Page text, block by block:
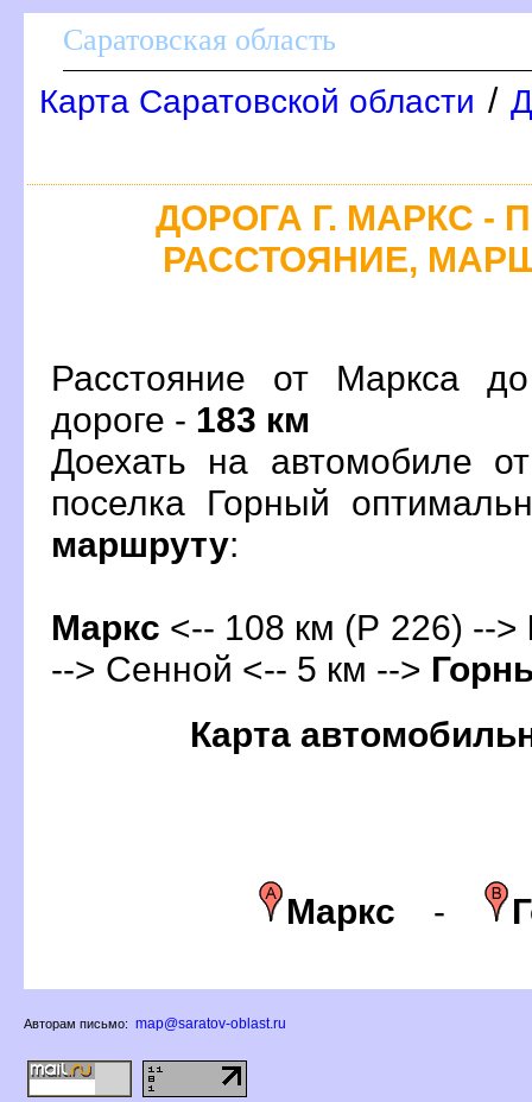
Саратовская область
Карта Саратовской области /
ДОРОГА Г. МАРКС -
РАССТОЯНИЕ,
Расстояние от Маркса
дороге - 183 км
Доехать на автомобиле
поселка Горный
маршруту:
Маркс <-- 108 км (Р 226) -->
--> Сенной <-- 5 км -->
Карта
Маркс -
Авторам письмо: map@saratov-oblast.ru